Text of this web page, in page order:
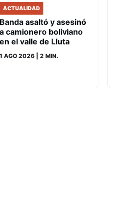
ACTUALIDAD
Banda asaltó y asesinó
a camionero boliviano
en el valle de Lluta
1 AGO 2026 | 2 MIN.